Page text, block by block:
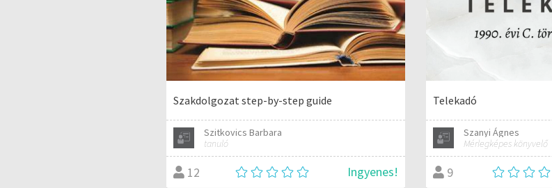
Szakdolgozat step-by-step guide
Szitkovics Barbara
tanuló
12 Ingyenes!
Telekadó
Szanyi Ágnes
Mérlegképes könyvelő
9